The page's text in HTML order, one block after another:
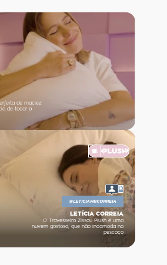
de maciez
de tocar o
4K
@LETICIAMRCORREIA
LETÍCIA CORREIA
O Travesseiro Zissou Plush é uma
nuvem gostosa, que não incomoda no
pescoço